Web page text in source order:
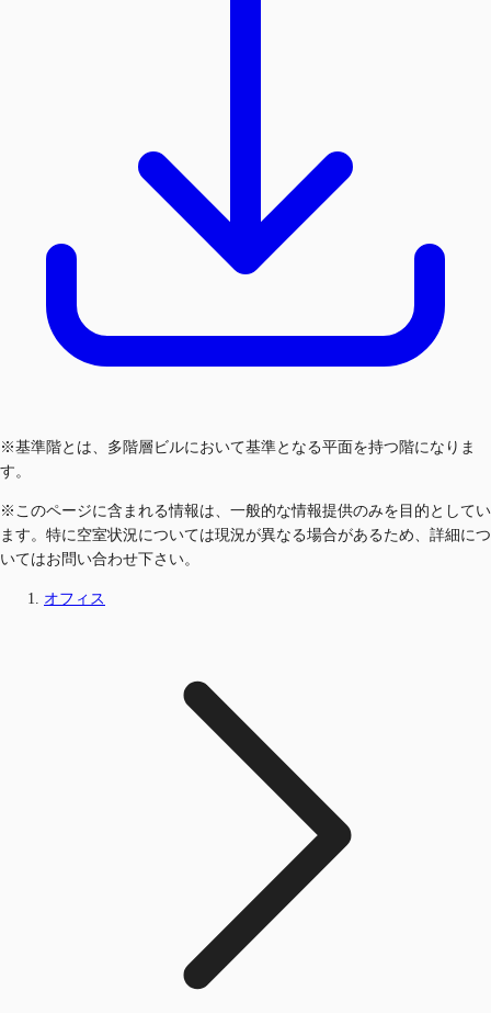
※基準階とは、多階層ビルにおいて基準となる平面を持つ階になりま
す。
※このページに含まれる情報は、一般的な情報提供のみを目的としてい
ます。特に空室状況については現況が異なる場合があるため、詳細につ
いてはお問い合わせ下さい。
オフィス